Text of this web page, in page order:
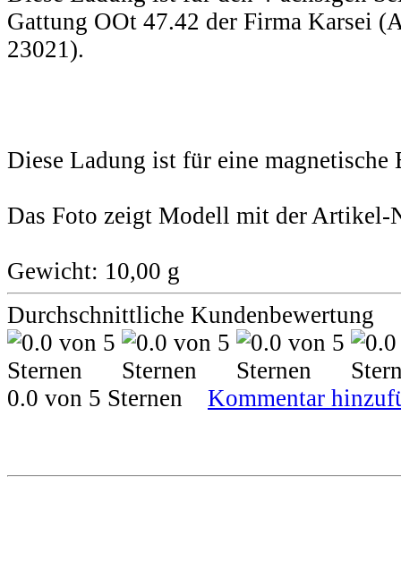
Gattung OOt 47.42 der Firma Karsei
23021).
Diese Ladung ist für eine magnetische
Das Foto zeigt Modell mit der Artikel-
Gewicht: 10,00 g
Durchschnittliche Kundenbewertung
0.0 von 5 Sternen Kommentar